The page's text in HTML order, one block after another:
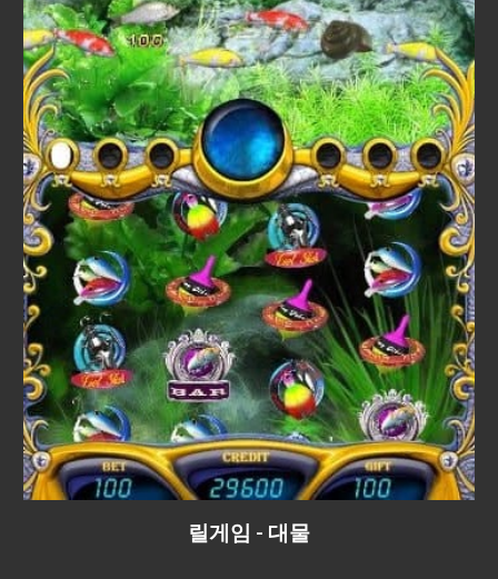
릴게임 - 대물